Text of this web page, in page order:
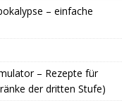
– einfache
– Rezepte für
der dritten Stufe)